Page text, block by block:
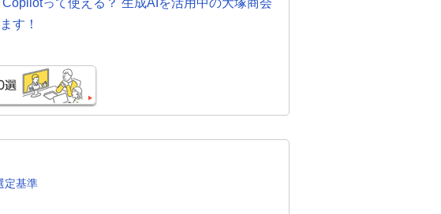
Copilotって使える？ 生成AIを活用中の大塚商会
す！
定基準